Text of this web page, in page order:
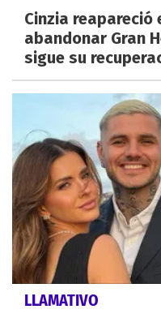
Cinzia reapareció
abandonar Gran
sigue su
LLAMATIVO